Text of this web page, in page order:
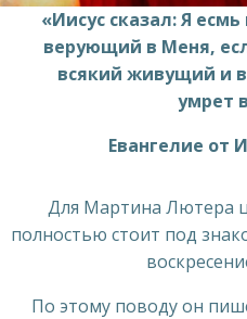
«Иисус сказал: Я
верующий в Меня,
всякий живущий и
умрет
Евангелие от
Для Мартина Лютера
полностью стоит под
По этому поводу он